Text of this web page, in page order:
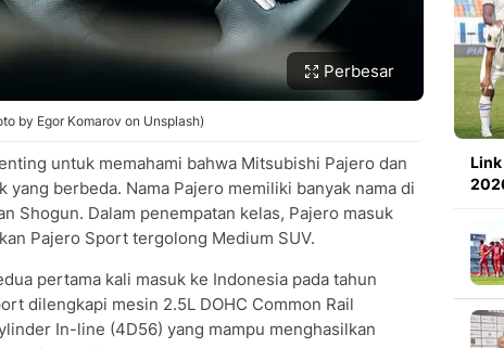
Perbesar
by Egor Komarov on Unsplash)
untuk memahami bahwa Mitsubishi Pajero dan
berbeda. Nama Pajero memiliki banyak nama di
Shogun. Dalam penempatan kelas, Pajero masuk
Pajero Sport tergolong Medium SUV.
pertama kali masuk ke Indonesia pada tahun
dilengkapi mesin 2.5L DOHC Common Rail
In-line (4D56) yang mampu menghasilkan
Link